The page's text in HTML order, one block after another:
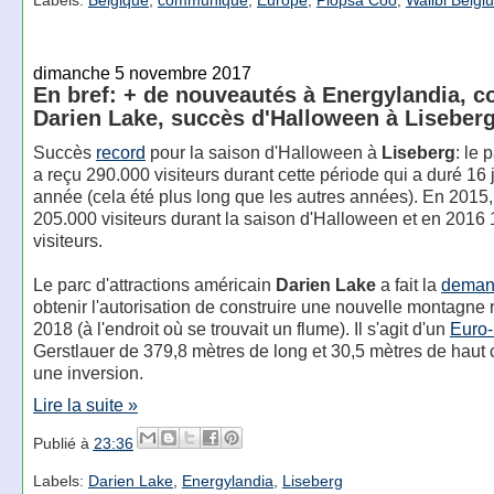
dimanche 5 novembre 2017
En bref: + de nouveautés à Energylandia,
Darien Lake, succès d'Halloween à
Succès record pour la saison d'Halloween à Liseberg: le
a reçu 290.000 visiteurs durant cette période qui a duré 16
année (cela été plus long que les autres années). En
205.000 visiteurs durant la saison d'Halloween et en 2016
visiteurs.
Le parc d'attractions américain Darien Lakea fait la
obtenir l'autorisation de construire une nouvelle montagne
2018 (à l'endroit où se trouvait un flume). Il s'agit d'un
Gerstlauer de 379,8 mètres de long et 30,5 mètres de haut
une inversion.
Lire la suite »
Publié à 23:36
Labels: Darien Lake, Energylandia Liseberg